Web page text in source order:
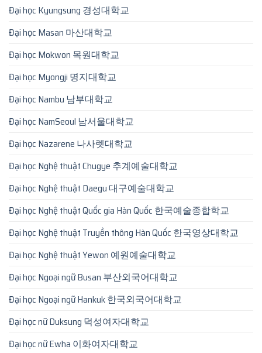
Đại học Kyungsung 경성대학교
Đại học Masan 마산대학교
Đại học Mokwon 목원대학교
Đại học Myongji 명지대학교
Đại học Nambu 남부대학교
Đại học NamSeoul 남서울대학교
Đại học Nazarene 나사렛대학교
Đại học Nghệ thuật Chugye 추계예술대학교
Đại học Nghệ thuật Daegu 대구예술대학교
Đại học Nghệ thuật Quốc gia Hàn Quốc 한국예술종합학교
Đại học Nghệ thuật Truyền thông Hàn Quốc 한국영상대학교
Đại học Nghệ thuật Yewon 예원예술대학교
Đại học Ngoại ngữ Busan 부산외국어대학교
Đại học Ngoại ngữ Hankuk 한국외국어대학교
Đại học nữ Duksung 덕성여자대학교
Đại học nữ Ewha 이화여자대학교